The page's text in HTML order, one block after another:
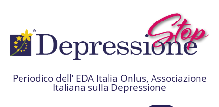
Periodico dell’ EDA Italia Onlus, Associazione
Italiana sulla Depressione